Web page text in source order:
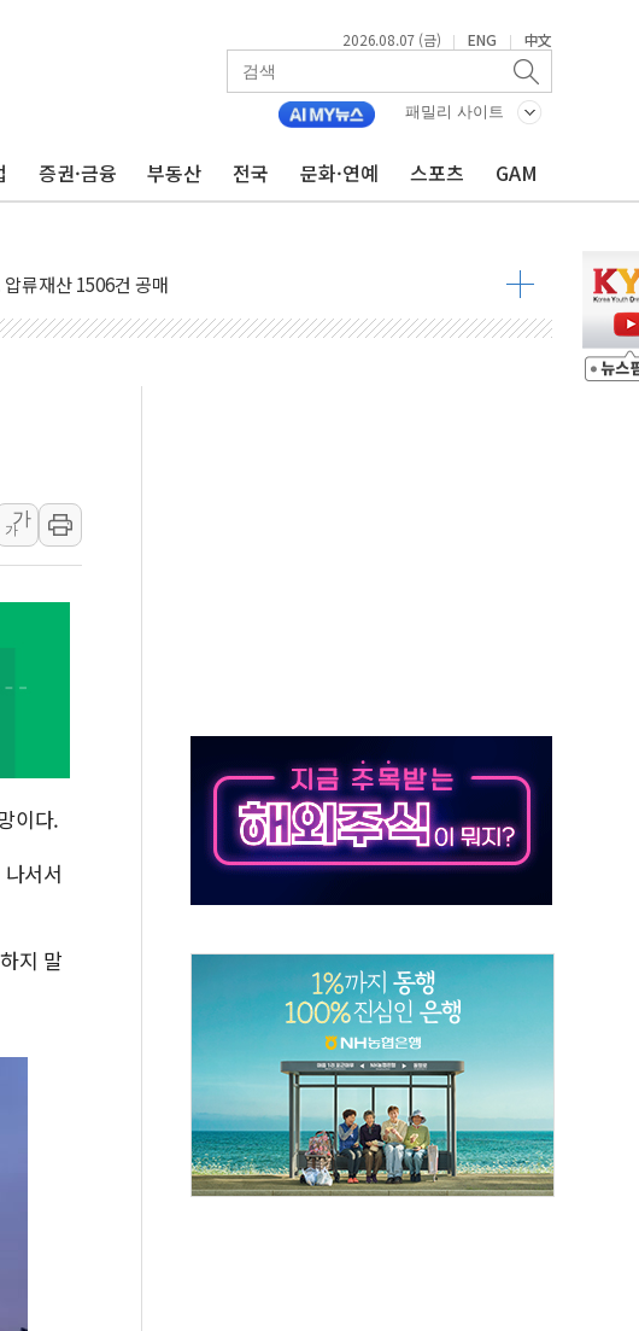
2026.08.07 (금) | ENG | 中文
패밀리 사이트
증권·금융 부동산 전국 문화·연예 스포츠 GAM
마
류재산 1506건 공매
잡은 볼보 EX90…'올 터치'는 호불호
산 산불 1시간36분만에 주불진화....인명피해 없어
' 테스트 참가자 3만 명 돌파
-중국 청두 노선 운항허가 취득...중국 노선 다변화
후 블로그 창작자 지원 규모 2배 확대
스타' 실시...휴대폰 결제 최대 6000원 할인
일', 교보문고 제휴 전자책 요금제 출시
T 택시 호출 서비스
' 기념식...지역축제 '불금전파, 송정'과 상생
생태탐방로 출입 통제
도로 4중 추돌…1명 심정지·5명 부상
불 진화 중...진화헬기 3대 투입
가
가
이다.
서서
지 말